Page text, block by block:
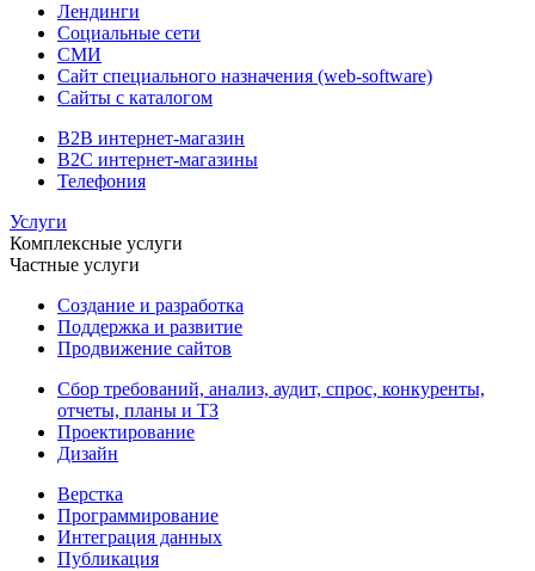
Лендинги
Социальные сети
СМИ
Сайт специального назначения (web-software)
Сайты с каталогом
B2B интернет-магазин
B2C интернет-магазины
Телефония
Услуги
Комплексные услуги
Частные услуги
Создание и разработка
Поддержка и развитие
Продвижение сайтов
Сбор требований, анализ, аудит, спрос, конкуренты,
отчеты, планы и ТЗ
Проектирование
Дизайн
Верстка
Программирование
Интеграция данных
Публикация